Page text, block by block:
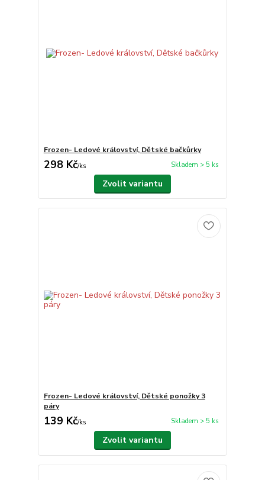
Frozen- Ledové království, Dětské bačkůrky
298 Kč/ks Skladem > 5 ks
Zvolit variantu
Frozen- Ledové království, Dětské ponožky 3
páry
139 Kč/ks Skladem > 5 ks
Zvolit variantu